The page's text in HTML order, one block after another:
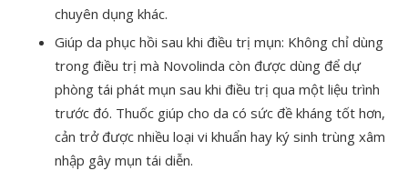
chuyên dụng khác.
Giúp da phục hồi sau khi điều trị mụn: Không chỉ dùng
trong điều trị mà Novolinda còn được dùng để dự
phòng tái phát mụn sau khi điều trị qua một liệu trình
trước đó. Thuốc giúp cho da có sức đề kháng tốt hơn,
cản trở được nhiều loại vi khuẩn hay ký sinh trùng xâm
nhập gây mụn tái diễn.